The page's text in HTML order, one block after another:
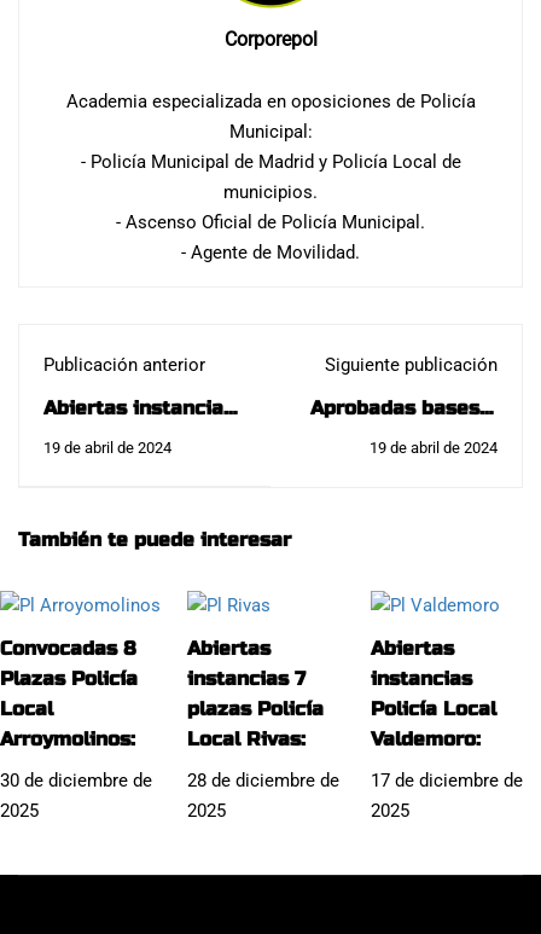
Corporepol
Academia especializada en oposiciones de Policía
Municipal:
- Policía Municipal de Madrid y Policía Local de
municipios.
- Ascenso Oficial de Policía Municipal.
- Agente de Movilidad.
Publicación anterior
Abiertas instancias
9 plazas Policía
19 de abril de 2024
Siguiente publicación
Aprobadas bases 4
plazas Policía Local
19 de abril de 2024
También te puede interesar
Convocadas 8
Plazas Policía
Local
Arroymolinos:
30 de diciembre de
2025
Abiertas
instancias 7
plazas Policía
Local Rivas:
28 de diciembre de
2025
Abiertas
instancias
Policía Local
Valdemoro:
17 de diciembre de
2025